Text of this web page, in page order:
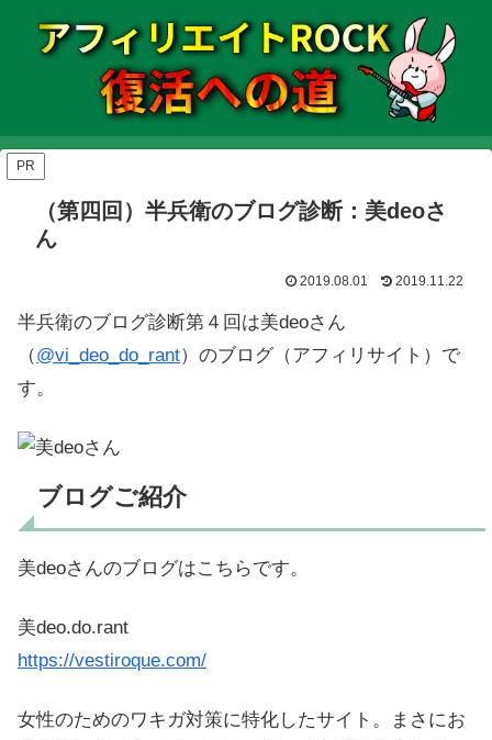
PR
（第四回）半兵衛のブログ診断：美deoさ
ん
2019.08.01 2019.11.22
半兵衛のブログ診断第４回は美deoさん
（@vi_deo_do_rant）のブログ（アフィリサイト）で
す。
ブログご紹介
美deoさんのブログはこちらです。
美deo.do.rant
https://vestiroque.com/
女性のためのワキガ対策に特化したサイト。まさにお